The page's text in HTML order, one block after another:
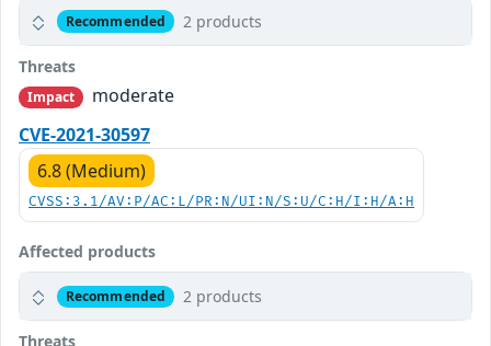
Recommended 2 products
Threats
Impact
moderate
CVE-2021-30597
6.8 (Medium)
CVSS:3.1/AV:P/AC:L/PR:N/UI:N/S:U/C:H/I:H/A:H
Affected products
Recommended 2 products
Threats